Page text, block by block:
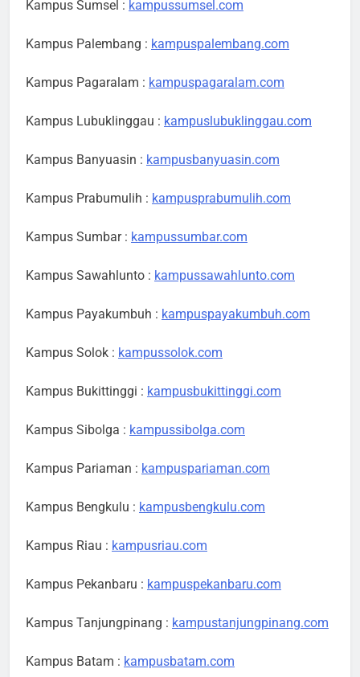
Kampus Sumsel : kampussumsel.com
Kampus Palembang : kampuspalembang.com
Kampus Pagaralam : kampuspagaralam.com
Kampus Lubuklinggau : kampuslubuklinggau.com
Kampus Banyuasin : kampusbanyuasin.com
Kampus Prabumulih : kampusprabumulih.com
Kampus Sumbar : kampussumbar.com
Kampus Sawahlunto : kampussawahlunto.com
Kampus Payakumbuh : kampuspayakumbuh.com
Kampus Solok : kampussolok.com
Kampus Bukittinggi : kampusbukittinggi.com
Kampus Sibolga : kampussibolga.com
Kampus Pariaman : kampuspariaman.com
Kampus Bengkulu : kampusbengkulu.com
Kampus Riau : kampusriau.com
Kampus Pekanbaru : kampuspekanbaru.com
Kampus Tanjungpinang : kampustanjungpinang.com
Kampus Batam : kampusbatam.com